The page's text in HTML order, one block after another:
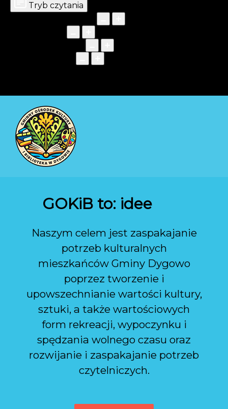
Tryb czytania
GOKiB to: idee
Naszym celem jest zaspakajanie
potrzeb kulturalnych
mieszkańców Gminy Dygowo
poprzez tworzenie i
upowszechnianie wartości kultury,
sztuki, a także wartościowych
form rekreacji, wypoczynku i
spędzania wolnego czasu oraz
rozwijanie i zaspakajanie potrzeb
czytelniczych.